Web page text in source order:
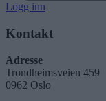
Logg inn
Kontakt
Adresse
Trondheimsveien 459
0962 Oslo